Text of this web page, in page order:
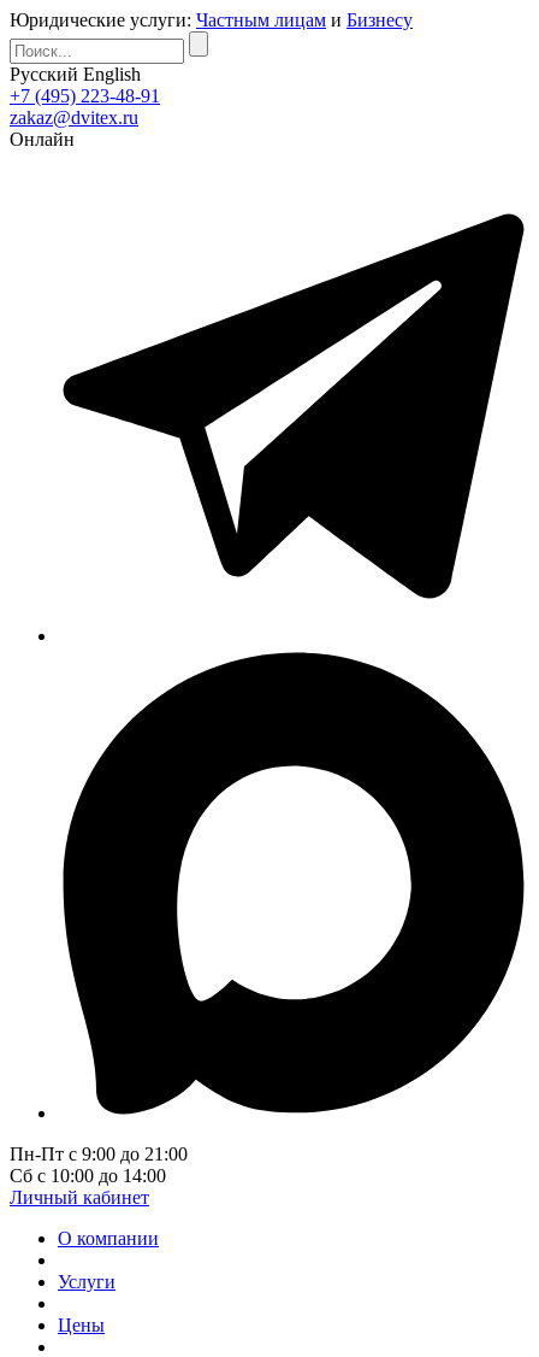
Юридические услуги: Частным лицам и Бизнесу
Русский English
+7 (495) 223-48-91
zakaz@dvitex.ru
Онлайн
Пн-Пт с 9:00 до 21:00
Сб с 10:00 до 14:00
Личный кабинет
О компании
Услуги
Цены